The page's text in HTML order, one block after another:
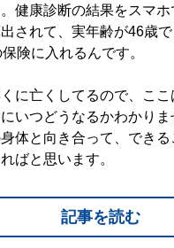
健康診断の結果をスマ
されて、実年齢が46歳
険に入れるんです。
に亡くしてるので、こ
いつどうなるかわかり
体と向き合って、でき
ばと思います。
記事を読む